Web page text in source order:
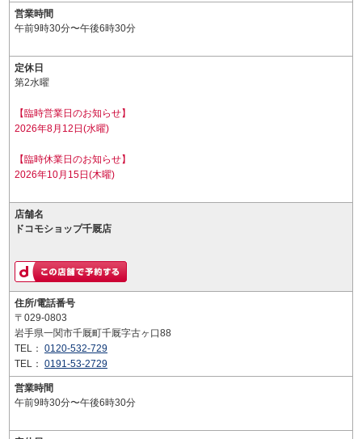
営業時間
午前9時30分〜午後6時30分
定休日
第2水曜
【臨時営業日のお知らせ】
2026年8月12日(水曜)
【臨時休業日のお知らせ】
2026年10月15日(木曜)
店舗名
ドコモショップ千厩店
住所/電話番号
〒029-0803
岩手県一関市千厩町千厩字古ヶ口88
TEL： 0120-532-729
TEL： 0191-53-2729
営業時間
午前9時30分〜午後6時30分